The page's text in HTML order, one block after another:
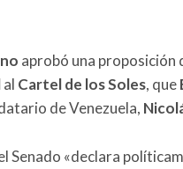
aprobó una proposición
al Cartel de los Soles, que
de Venezuela,
Senado «declara